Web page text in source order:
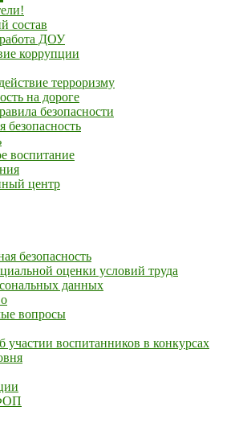
состав
ДОУ
коррупции
терроризму
на дороге
безопасности
безопасность
воспитание
центр
безопасность
оценки условий труда
данных
вопросы
воспитанников в конкурсах